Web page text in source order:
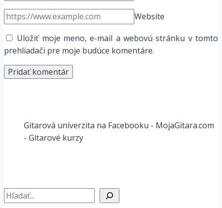
Website
Uložiť moje meno, e-mail a webovú stránku v tomto
prehliadači pre moje budúce komentáre.
Gitarová univerzita na Facebooku - MojaGitara.com
- Gitarové kurzy
Hľadať